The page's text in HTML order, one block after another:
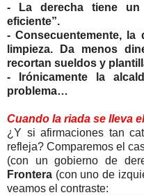
- La derecha tiene
eficiente”.
- Consecuentemente, la
limpieza. Da menos
recortan sueldos y
- Irónicamente la
problema…
Cuando la riada se lleva
¿Y si afirmaciones tan
refleja? Comparemos el
(con un gobierno de
Frontera (con uno de
veamos el contraste: